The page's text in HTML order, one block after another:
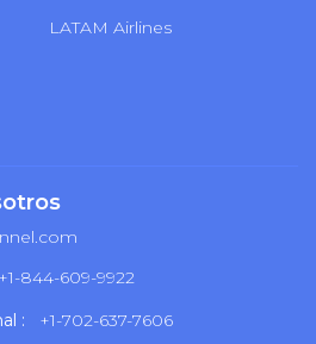
LATAM Airlines
+1-844-609-9922
:
+1-702-637-7606